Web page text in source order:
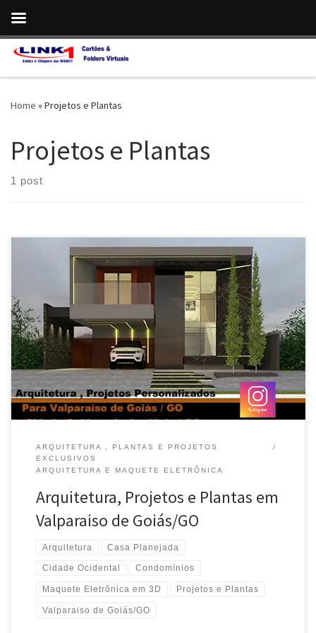
Skip to content
Home »Projetos e Plantas
Projetos e Plantas
1 post
Arquitetura , Projetos e Plantas , Casa Personalizada e Exclusiva
– Valparaiso de Goiás / GO Arquitetura , Projeto Exclusivo , Com
Maquete Eletrônica em 3D – Valparaiso de Goiás / GO Arquitetura
,Casa Planejada, Projetos para Condomínios e Clubes – Luziânia
/ GO Arquitetura , Projeto Exclusivo , Decoração […]
ARQUITETURA , PLANTAS E PROJETOS
EXCLUSIVOS
ARQUITETURA E MAQUETE ELETRÔNICA
Arquitetura, Projetos e Plantas em
Valparaiso de Goiás/GO
Arquitetura Casa Planejada
Cidade Ocidental Condomínios
Maquete Eletrônica em 3D Projetos e Plantas
Valparaiso de Goiás/GO